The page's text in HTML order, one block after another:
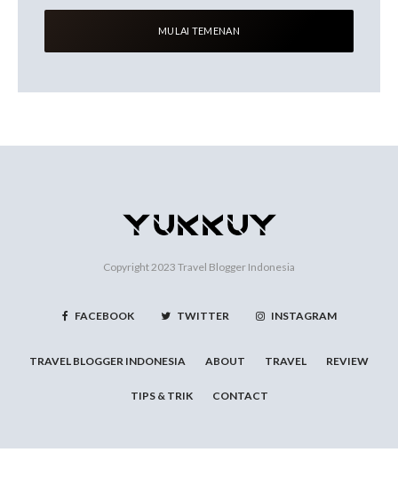
Copyright 2023 Travel Blogger Indonesia
FACEBOOK TWITTER INSTAGRAM
TRAVEL BLOGGER INDONESIA ABOUT TRAVEL REVIEW
TIPS & TRIK CONTACT